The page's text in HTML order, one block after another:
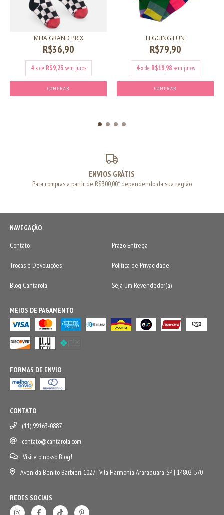
MEIA GRAND PRIX
R$36,90
4 x de R$9,23 sem juros
COMPRAR
LEGGING FUN
R$79,90
4 x de R$19,98 sem juros
COMPRAR
ENVIOS GRÁTIS
Para compras a partir de R$300,00* dependendo da sua região
NAVEGAÇÃO
Contato
Prazo Entrega
Trocas e Devoluções Política de Privacidade
Blog Cantarola Seja Um Revendedor(a)
MEIOS DE PAGAMENTO
FORMAS DE ENVIO
CONTATO
(11) 99163-0887
contato@cantarola.com
Visite o nosso Blog!
Avenida Benito Barbieri, 1027 | Vila Harmonia Araraquara-SP | 14802-570
REDES SOCIAIS